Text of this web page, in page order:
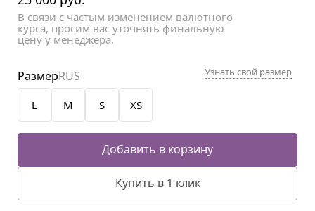
В связи с частым изменением валютного
курса, просим вас уточнять финальную
цену у менеджера.
L M S XS
РазмерRUS Узнать свой размер
Добавить в корзину
Купить в 1 клик